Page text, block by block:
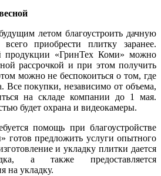
летом благоустроить дачную
приобрести плитку заранее.
продукции «ГринТех Коми» можно
рассрочкой и при этом получить
можно не беспокоиться о том, где
Все покупки, независимо от объема,
на складе компании до 1 мая.
будет охрана и видеокамеры.
помощь при благоустройстве
готов предложить услуги опытного
и укладку плитки дается
а также предоставляется
на укладку.